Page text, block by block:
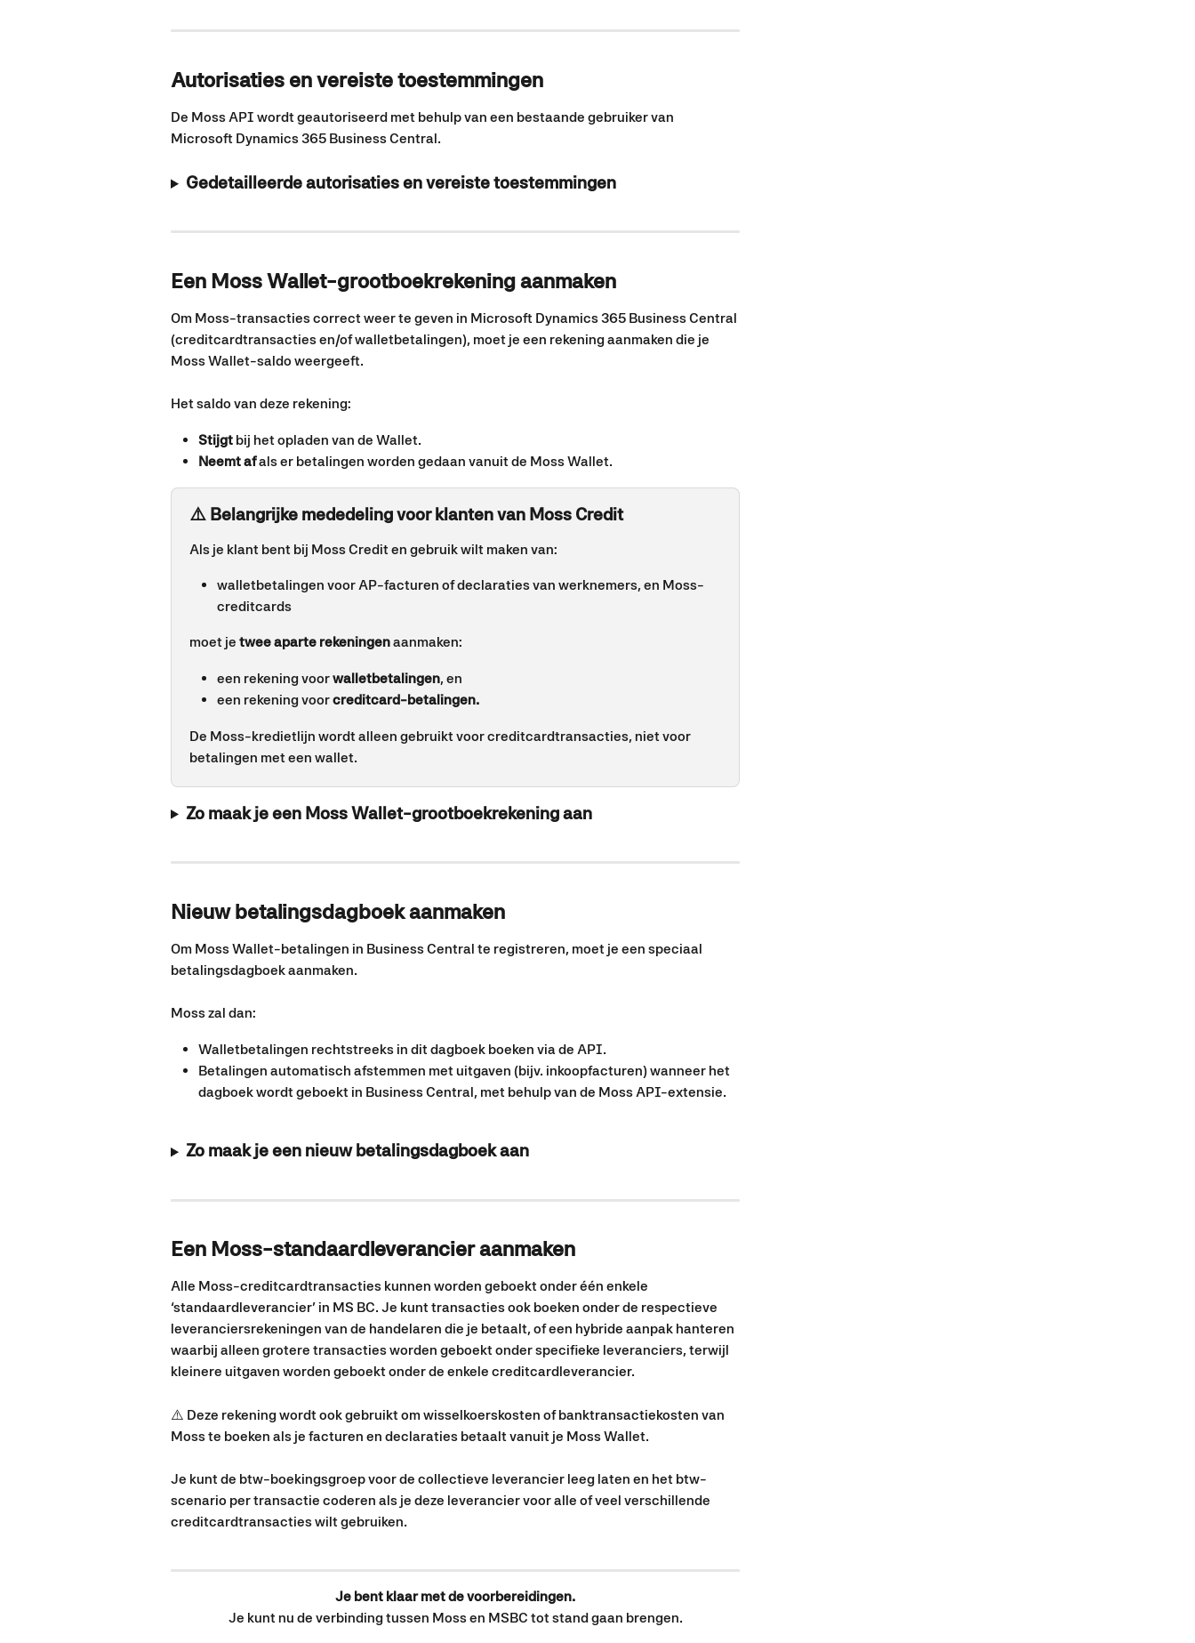
Autorisaties en vereiste toestemmingen
De Moss API wordt geautoriseerd met behulp van een bestaande gebruiker van
Microsoft Dynamics 365 Business Central.
Gedetailleerde autorisaties en vereiste toestemmingen
Een Moss Wallet-grootboekrekening aanmaken
Om Moss-transacties correct weer te geven in Microsoft Dynamics 365 Business Central
(creditcardtransacties en/of walletbetalingen), moet je een rekening aanmaken die je
Moss Wallet-saldo weergeeft.
Het saldo van deze rekening:
Stijgt bij het opladen van de Wallet.
Neemt af als er betalingen worden gedaan vanuit de Moss Wallet.
⚠️ Belangrijke mededeling voor klanten van Moss Credit
Als je klant bent bij Moss Credit en gebruik wilt maken van:
walletbetalingen voor AP-facturen of declaraties van werknemers, en Moss-
creditcards
moet je twee aparte rekeningen aanmaken:
een rekening voor walletbetalingen, en
een rekening voor creditcard-betalingen.
De Moss-kredietlijn wordt alleen gebruikt voor creditcardtransacties, niet voor
betalingen met een wallet.
Zo maak je een Moss Wallet-grootboekrekening aan
Nieuw betalingsdagboek aanmaken
Om Moss Wallet-betalingen in Business Central te registreren, moet je een speciaal
betalingsdagboek aanmaken.
Moss zal dan:
Walletbetalingen rechtstreeks in dit dagboek boeken via de API.
Betalingen automatisch afstemmen met uitgaven (bijv. inkoopfacturen) wanneer het
dagboek wordt geboekt in Business Central, met behulp van de Moss API-extensie.
Zo maak je een nieuw betalingsdagboek aan
Een Moss-standaardleverancier aanmaken
Alle Moss-creditcardtransacties kunnen worden geboekt onder één enkele
‘standaardleverancier’ in MS BC. Je kunt transacties ook boeken onder de respectieve
leveranciersrekeningen van de handelaren die je betaalt, of een hybride aanpak hanteren
waarbij alleen grotere transacties worden geboekt onder specifieke leveranciers, terwijl
kleinere uitgaven worden geboekt onder de enkele creditcardleverancier.
⚠️ Deze rekening wordt ook gebruikt om wisselkoerskosten of banktransactiekosten van
Moss te boeken als je facturen en declaraties betaalt vanuit je Moss Wallet.
Je kunt de btw-boekingsgroep voor de collectieve leverancier leeg laten en het btw-
scenario per transactie coderen als je deze leverancier voor alle of veel verschillende
creditcardtransacties wilt gebruiken.
Je bent klaar met de voorbereidingen.
Je kunt nu de verbinding tussen Moss en MSBC tot stand gaan brengen.